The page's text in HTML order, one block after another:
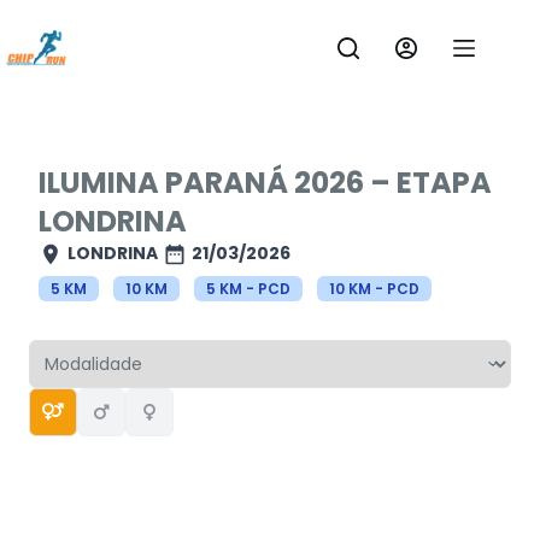
o
ILUMINA PARANÁ 2026 – ETAPA
LONDRINA
LONDRINA 21/03/2026
5 KM 10 KM 5 KM - PCD 10 KM - PCD